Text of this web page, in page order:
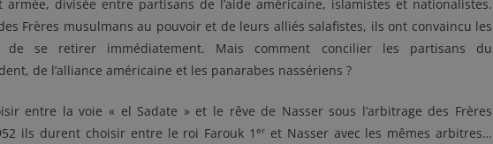
armée, divisée entre partisans de l’aide américaine, islamistes et nationalistes.
Frères musulmans au pouvoir et de leurs alliés salafistes, ils ont convaincu les
de se retirer immédiatement. Mais comment concilier les partisans du
de l’alliance américaine et les panarabes nassériens ?
entre la voie « el Sadate » et le rêve de Nasser sous l’arbitrage des Frères
ils durent choisir entre le roi Farouk 1er et Nasser avec les mêmes arbitres…